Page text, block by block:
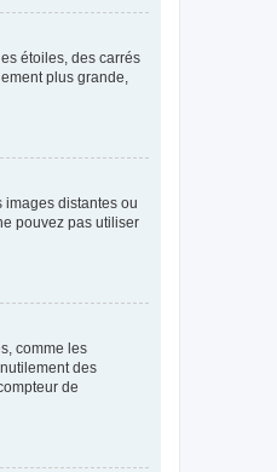
étoiles, des carrés
plus grande,
images distantes ou
pouvez pas utiliser
comme les
des
de